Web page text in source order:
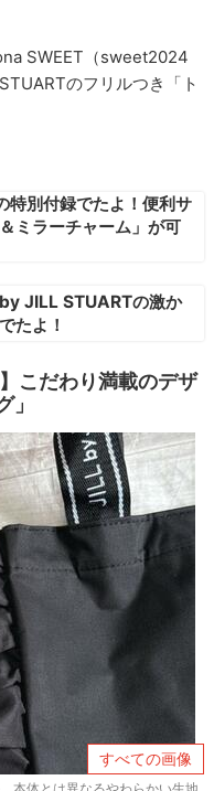
SWEET（sweet2024
のフリルつき「ト
別付録でたよ！便利サ
ミラーチャーム」が可
JILL STUARTの激か
たよ！
こだわり満載のデザ
すべての画像